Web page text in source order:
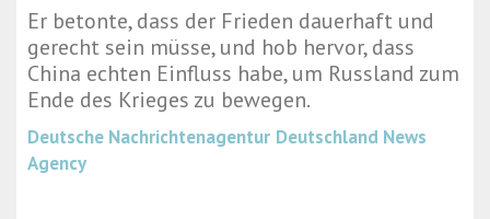
Er betonte, dass der Frieden dauerhaft und
gerecht sein müsse, und hob hervor, dass
China echten Einfluss habe, um Russland zum
Ende des Krieges zu bewegen.
Deutsche Nachrichtenagentur Deutschland News
Agency